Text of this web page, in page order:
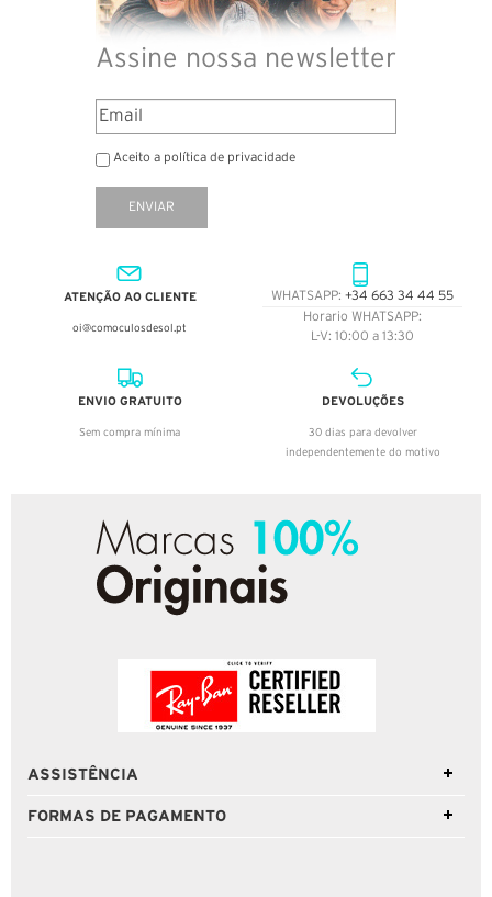
Assine nossa newsletter
Aceito a política de privacidade
ENVIAR
ATENÇÃO AO CLIENTE
oi@comoculosdesol.pt
WHATSAPP: +34 663 34 44 55
Horario WHATSAPP:
L-V: 10:00 a 13:30
ENVIO GRATUITO
Sem compra mínima
DEVOLUÇÕES
30 dias para devolver
independentemente do motivo
ASSISTÊNCIA
FORMAS DE PAGAMENTO